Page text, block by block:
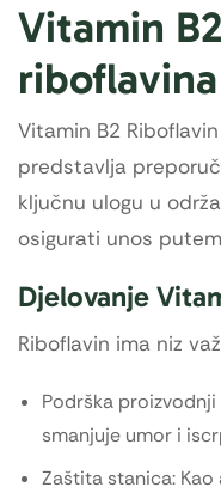
Vitamin
Vitamin B2
predstavlja
ključnu ulogu u
osigurati unos
Djelovanje
Riboflavin ima niz
Podrška
smanjuje umor i
Zaštita stanica: